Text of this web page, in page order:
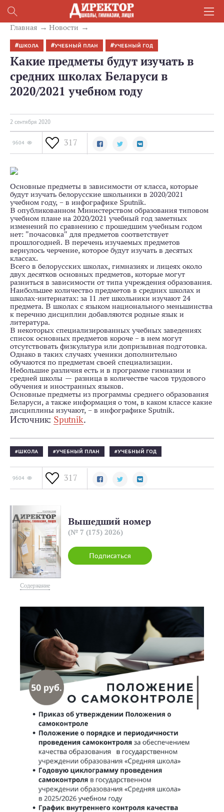
Главная Новости
ШКОЛА УЧЕБНЫЙ ПЛАН УЧЕБНЫЙ ГОД
Какие предметы будут изучать в
средних школах Беларуси в
2020/2021 учебном году
2 сентября 2020
9604 317
Основные предметы в зависимости от класса, которые
будут изучать белорусские школьники в 2020/2021
учебном году, – в инфографике Sputnik.
В опубликованном Министерством образования типовом
учебном плане на 2020/2021 учебный год заметных
изменений по сравнению с прошедшим учебным годом
нет: "почасовка" для предметов соответствует
прошлогодней. В перечень изучаемых предметов
вернулось черчение, которое будут изучать в десятых
классах.
Всего в белорусских школах, гимназиях и лицеях около
двух десятков основных предметов, которые могут
разниться в зависимости от типа учреждения образования.
Наибольшее количество предметов в средних школах и
школах-интернатах: за 11 лет школьники изучают 24
предмета. В школах с языком национального меньшинства
к перечню дисциплин добавляются родные язык и
литература.
В некоторых специализированных учебных заведениях
список основных предметов короче – в нем могут
отсутствовать физкультура или допризывная подготовка.
Однако в таких случаях ученики дополнительно
обучаются по предметам своей специализации.
Небольшие различия есть и в программе гимназии и
средней школы — разница в количестве часов трудового
обучения и иностранных языков.
Основные предметы из программы среднего образования
Беларуси, а также информация о том, в каком классе какие
дисциплины изучают, – в инфографике Sputnik.
Источник: Sputnik.
ШКОЛА УЧЕБНЫЙ ПЛАН УЧЕБНЫЙ ГОД
9604 317
Содержание
Подписаться
Вышедший номер
(№ 7 (175) 2026)